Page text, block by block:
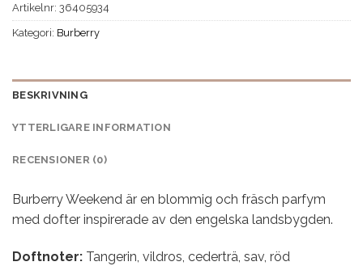
Artikelnr: 36405934
Kategori: Burberry
BESKRIVNING
YTTERLIGARE INFORMATION
RECENSIONER (0)
Burberry Weekend är en blommig och fräsch parfym
med dofter inspirerade av den engelska landsbygden.
Doftnoter: Tangerin, vildros, cederträ, sav, röd